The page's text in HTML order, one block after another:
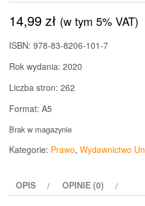
14,99zł (w tym 5% VAT)
ISBN: 978-83-8206-101-7
Rok wydania: 2020
Liczba stron: 262
Format: A5
Brak w magazynie
Kategorie: Prawo, Wydawnictwo
OPIS OPINIE (0)